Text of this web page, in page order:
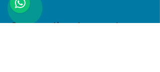
Compartir este evento